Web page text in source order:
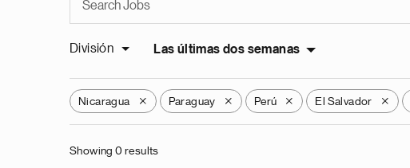
División Las últimas dos semanas
Nicaragua X Paraguay X Perú X El Salvador X
Showing 0 results